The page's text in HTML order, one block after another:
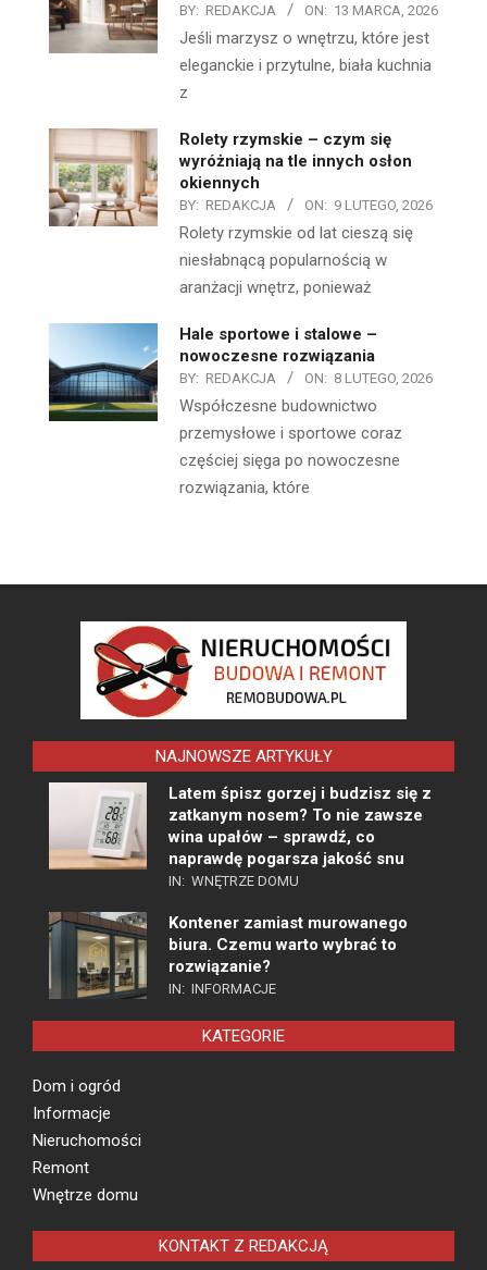
BY: REDAKCJA ON: 13 MARCA, 2026
Jeśli marzysz o wnętrzu, które jest
eleganckie i przytulne, biała kuchnia
z
Rolety rzymskie – czym się
wyróżniają na tle innych osłon
okiennych
BY: REDAKCJA ON: 9 LUTEGO, 2026
Rolety rzymskie od lat cieszą się
niesłabnącą popularnością w
aranżacji wnętrz, ponieważ
Hale sportowe i stalowe –
nowoczesne rozwiązania
BY: REDAKCJA ON: 8 LUTEGO, 2026
Współczesne budownictwo
przemysłowe i sportowe coraz
częściej sięga po nowoczesne
rozwiązania, które
NAJNOWSZE ARTYKUŁY
Latem śpisz gorzej i budzisz się z
zatkanym nosem? To nie zawsze
wina upałów – sprawdź, co
naprawdę pogarsza jakość snu
IN: WNĘTRZE DOMU
Kontener zamiast murowanego
biura. Czemu warto wybrać to
rozwiązanie?
IN: INFORMACJE
KATEGORIE
Dom i ogród
Informacje
Nieruchomości
Remont
Wnętrze domu
KONTAKT Z REDAKCJĄ